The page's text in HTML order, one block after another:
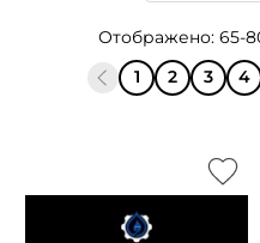
Отображено: 65-
1
2 3 4